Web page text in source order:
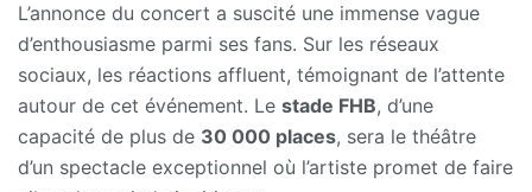
L’annonce du concert a suscité une immense vague
d’enthousiasme parmi ses fans. Sur les réseaux
sociaux, les réactions affluent, témoignant de l’attente
autour de cet événement. Le stade FHB, d’une
capacité de plus de 30 000 places, sera le théâtre
d’un spectacle exceptionnel où l’artiste promet de faire